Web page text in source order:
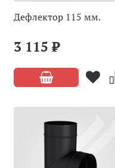
Дефлектор 115 мм.
3 115 ₽